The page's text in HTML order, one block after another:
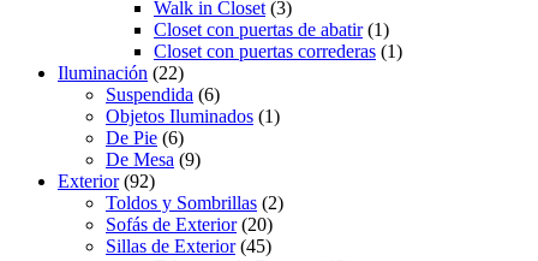
Walk in Closet (3)
Closet con puertas de abatir(1)
Closet con puertas correderas (1)
Iluminación (22)
Suspendida (6)
Objetos Iluminados (1)
De Pie (6)
De Mesa (9)
Exterior(92)
Toldos y Sombrillas (2)
Sofás de Exterior(20)
Sillas de Exterior(45)